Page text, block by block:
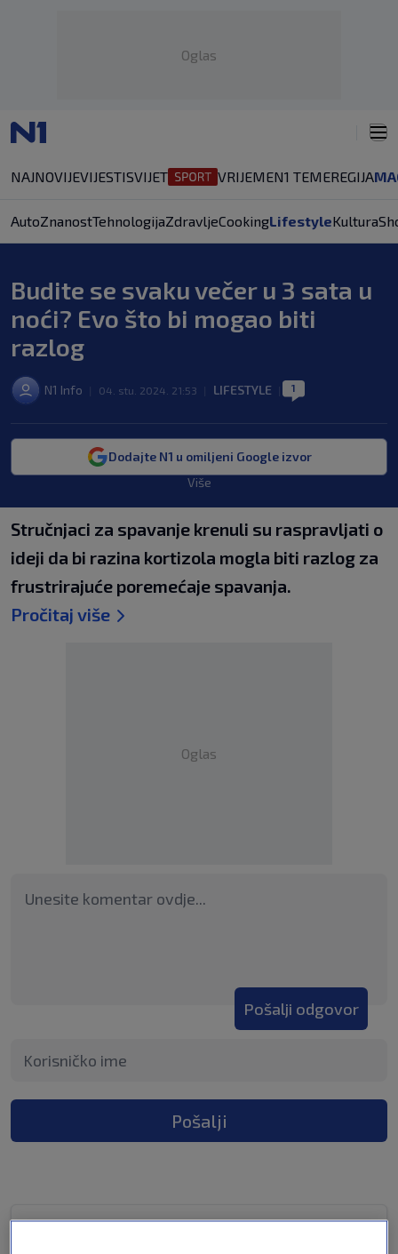
Oglas
NAJNOVIJEVIJESTISVIJET VRIJEMEN1 TEMEREGIJA
AutoZnanostTehnologijaZdravljeCookingLifestyleKultura
Budite se svaku večer u 3 sata u
noći? Evo što bi mogao biti
razlog
N1 Info 04. stu. 2024. 21:53 LIFESTYLE 1
Dodajte N1 u omiljeni Google izvor
Više
Stručnjaci za spavanje krenuli su raspravljati o
ideji da bi razina kortizola mogla biti razlog za
frustrirajuće poremećaje spavanja.
Pročitaj više
Oglas
Pošalji odgovor
Pošalji
prije 2 godina